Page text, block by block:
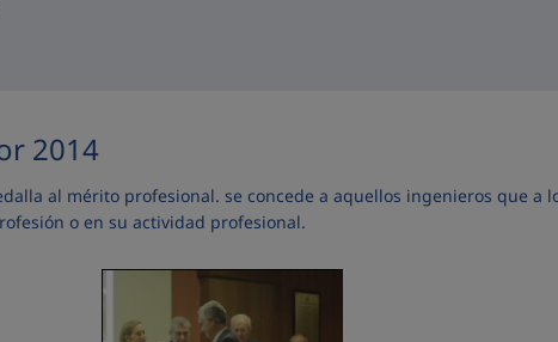
2014
al mérito profesional. se concede a aquellos ingenieros que a
o en su actividad profesional.